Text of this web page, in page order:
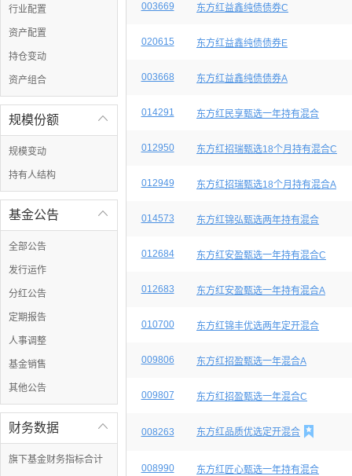
行业配置
资产配置
持仓变动
资产组合

规模份额
规模变动
持有人结构

基金公告
全部公告
发行运作
分红公告
定期报告
人事调整
基金销售
其他公告

财务数据
旗下基金财务指标合计
003669 东方红益鑫纯债债券C
020615 东方红益鑫纯债债券E
003668 东方红益鑫纯债债券A
014291 东方红民享甄选一年持有混合
012950 东方红招瑞甄选18个月持有混合C
012949 东方红招瑞甄选18个月持有混合A
014573 东方红锦弘甄选两年持有混合
012684 东方红安盈甄选一年持有混合C
012683 东方红安盈甄选一年持有混合A
010700 东方红锦丰优选两年定开混合
009806 东方红招盈甄选一年混合A
009807 东方红招盈甄选一年混合C
008263 东方红品质优选定开混合 
008990 东方红匠心甄选一年持有混合